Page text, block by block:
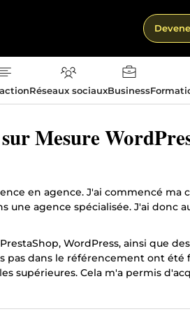
Réseaux sociauxBusiness
Mesure
en agence. J'ai commencé ma
une agence spécialisée. J'ai donc
WordPress, ainsi que
pas dans le référencement ont été
supérieures. Cela m'a permis
services en SEO (Audit